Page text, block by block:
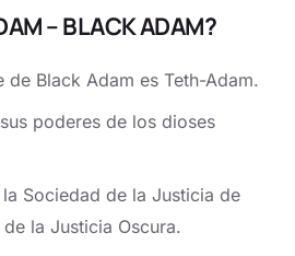
– BLACK ADAM?
de Black Adam es Teth-Adam.
poderes de los dioses
Sociedad de la Justicia de
la Justicia Oscura.